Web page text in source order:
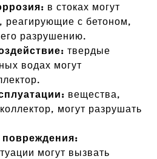
в стоках могут
реагирующие с бетоном,
разрушению.
твердые
водах могут
вещества,
могут разрушать
повреждения:
могут вызвать